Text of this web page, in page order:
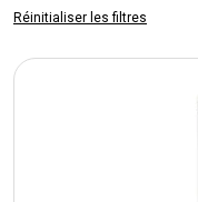
Réinitialiser les filtres